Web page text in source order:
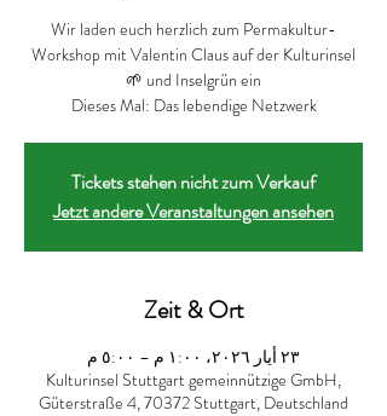
Wir laden euch herzlich zum Permakultur-
Workshop mit Valentin Claus auf der Kulturinsel
Dieses Mal: Das lebendige Netzwerk
Tickets stehen nicht zum Verkauf
Jetzt andere Veranstaltungen ansehen
Zeit & Ort
٢٣ أيار ٢٠٢٦، ١:٠٠ م – ٥:٠٠ م
Kulturinsel Stuttgart gemeinnützige GmbH,
Güterstraße 4, 70372 Stuttgart, Deutschland